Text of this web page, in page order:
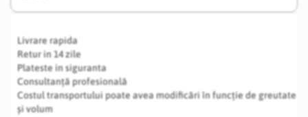
Livrare rapida
Retur in 14 zile
Plateste in siguranta
Consultanță profesională
Costul transportului poate avea modificări în funcție de greutate
și volum